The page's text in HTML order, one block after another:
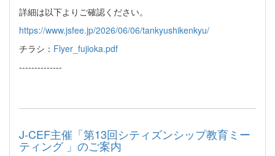
詳細は以下よりご確認ください。
https://www.jsfee.jp/2026/06/06/tankyushikenkyu/
チラシ： Flyer_fujioka.pdf
--------------
J-CEF主催「第13回シティズンシップ教育ミー
ティング 」のご案内